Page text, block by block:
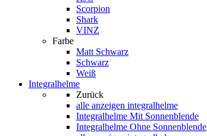
Scorpion
Shark
VINZ
Farbe
Matt Schwarz
Schwarz
Weiß
Integralhelme
Zurück
alle anzeigen integralhelme
Integralhelme Mit Sonnenblende
Integralhelme Ohne Sonnenblende